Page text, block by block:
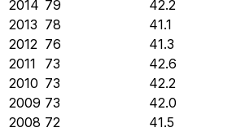
2014 79
42.2
2013 78
41.1
2012 76
41.3
2011
73
42.6
2010 73
42.2
2009 73
42.0
2008 72
41.5